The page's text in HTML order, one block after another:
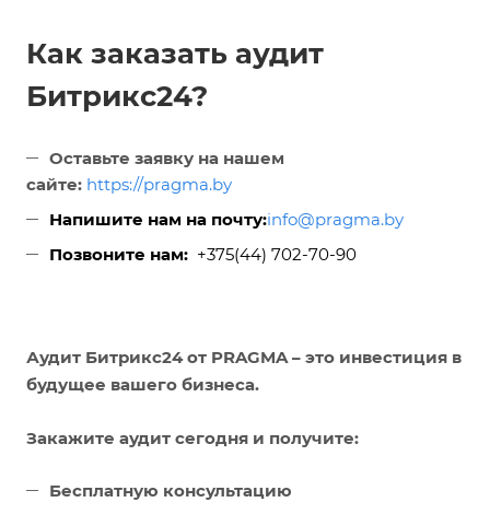
Как заказать аудит
Битрикс24?
Оставьте заявку на нашем
сайте: https://pragma.by
Напишите нам на почту:info@pragma.by
Позвоните нам: +375(44) 702-70-90
Аудит Битрикс24 от PRAGMA – это инвестиция в
будущее вашего бизнеса.
Закажите аудит сегодня и получите:
Бесплатную консультацию